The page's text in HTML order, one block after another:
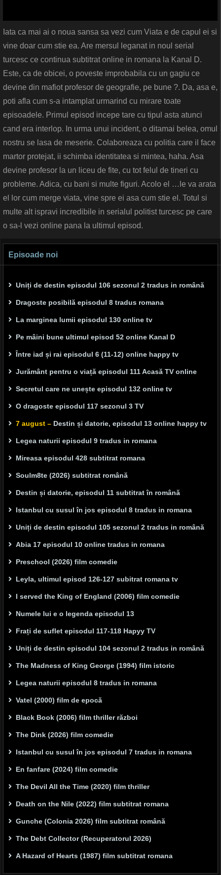
Iata ca mai ai o noua sansa sa vezi cum Viata e de capul ei si
vine doar cum stie ea. Are mersul leganat in noul serial
turcesc ce continua subtitrat online in romana la Kanal D.
Este, ca de obicei, o poveste improbabila cu un gagiu ce
devine din mafiot profesor de geografie, pe bune ?. Da, asa e,
poti afla cum s-a intamplat urmarind cu mirare toate
episoadele. Primul episod incepe tare cu tipul asta atunci
cand era interlop. In urma unui incident, o ditamai belea, omul
nostru se lasa de meserie. Colaboreaza cu politia care il face
martor protejat, ii schimba identitatea si mintea, haha. Asa
devine profesor la un liceu de fite, cu tot felul de tineri cu
probleme. Adica, cu bani si multe figuri. Acolo el …le va arata
el lor cum merge viata, vine spre ei asa cum stie el. Totul si
multe alt ispravi incredibile in serialul politist turcesc pe care
o sa-l vezi online pana la ultimul episod.
Episoade noi
Uniți de destin episodul 106 sezonul 2 tradus in română
Dragoste posibilă episodul 8 tradus romana
La marginea lumii episodul 130 online tv
Pe mâini bune ultimul episod 52 online Kanal D
Între iad și rai episodul 6 (11-12) online happy tv
Jurământ pentru o viață episodul 111 Acasă TV online
Secretul care ne unește episodul 132 online tv
O dragoste episodul 117 sezonul 3 TV
7 august – Destin și datorie, episodul 13 online happy tv
Legea naturii episodul 9 tradus in romana
Mireasa episodul 428 subtitrat romana
Soulm8te (2026) subtitrat română
Destin și datorie, episodul 11 subtitrat în română
Istanbul cu susul în jos episodul 8 tradus in romana
Uniți de destin episodul 105 sezonul 2 tradus in română
Abia 17 episodul 10 online tradus in romana
Preschool (2026) film comedie
Leyla, ultimul episod 126-127 subitrat romana tv
I served the King of England (2006) film comedie
Numele lui e o legenda episodul 13
Frați de suflet episodul 117-118 Hapyy TV
Uniți de destin episodul 104 sezonul 2 tradus in română
The Madness of King George (1994) film istoric
Legea naturii episodul 8 tradus in romana
Vatel (2000) film de epocă
Black Book (2006) film thriller război
The Dink (2026) film comedie
Istanbul cu susul în jos episodul 7 tradus in romana
En fanfare (2024) film comedie
The Devil All the Time (2020) film thriller
Death on the Nile (2022) film subtitrat romana
Gunche (Colonia 2026) film subtitrat română
The Debt Collector (Recuperatorul 2026)
A Hazard of Hearts (1987) film subtitrat romana